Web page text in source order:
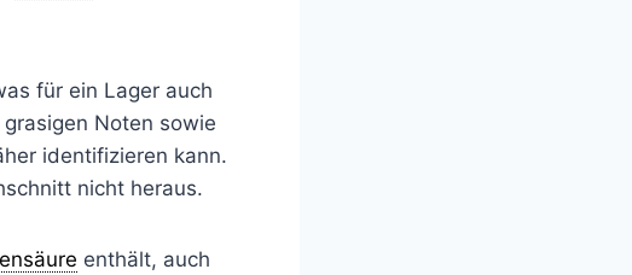
für ein Lager auch
Noten sowie
identifizieren kann.
nicht heraus.
enthält, auch